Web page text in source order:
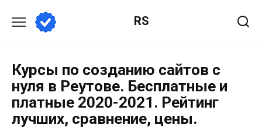
RS
Курсы по созданию сайтов с
нуля в Реутове. Бесплатные и
платные 2020-2021. Рейтинг
лучших, сравнение, цены.